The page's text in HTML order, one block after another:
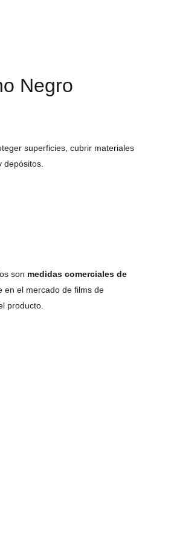
Negro
superficies, cubrir materiales
son medidas comerciales de
en el mercado de films de
producto.